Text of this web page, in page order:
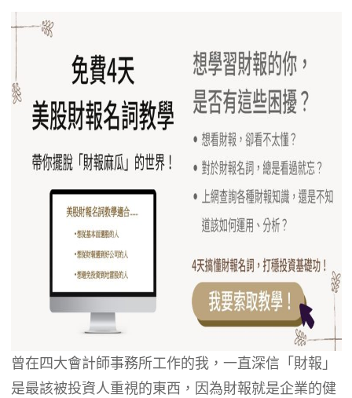
曾在四大會計師事務所工作的我，一直深信「財報」
是最該被投資人重視的東西，因為財報就是企業的健